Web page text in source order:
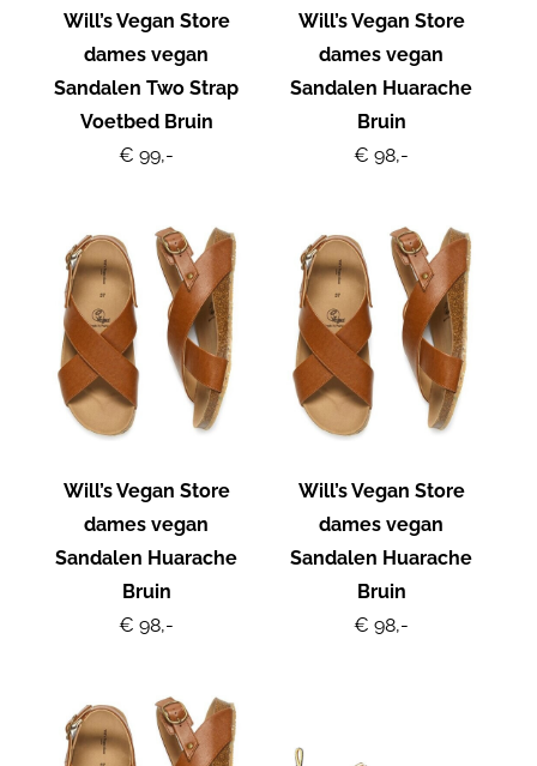
Will’s Vegan Store
dames vegan
Sandalen Two Strap
Voetbed Bruin
€ 99,-
Will’s Vegan Store
dames vegan
Sandalen Huarache
Bruin
€ 98,-
Will’s Vegan Store
dames vegan
Sandalen Huarache
Bruin
€ 98,-
Will’s Vegan Store
dames vegan
Sandalen Huarache
Bruin
€ 98,-